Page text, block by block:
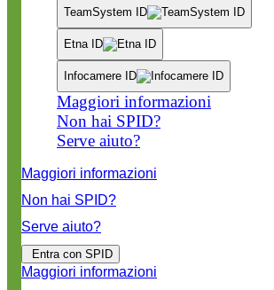
TeamSystem ID
Etna ID
Infocamere ID
Maggiori informazioni
Non hai SPID?
Serve aiuto?
Maggiori informazioni
Non hai SPID?
Serve aiuto?
Entra con SPID
Maggiori informazioni